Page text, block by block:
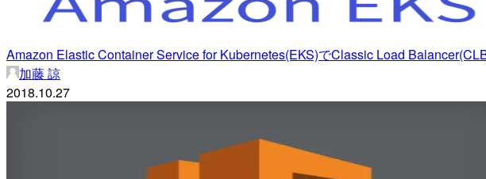
Amazon Elastic Container Service for Kubernetes(EKS)でClassic Load
加藤 諒
2018.10.27